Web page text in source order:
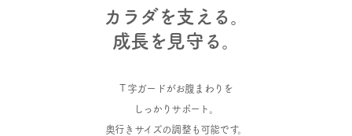
カラダを支える。
成長を見守る。
T 字ガードがお腹まわりを
しっかりサポート。
奥行きサイズの調整も可能です。